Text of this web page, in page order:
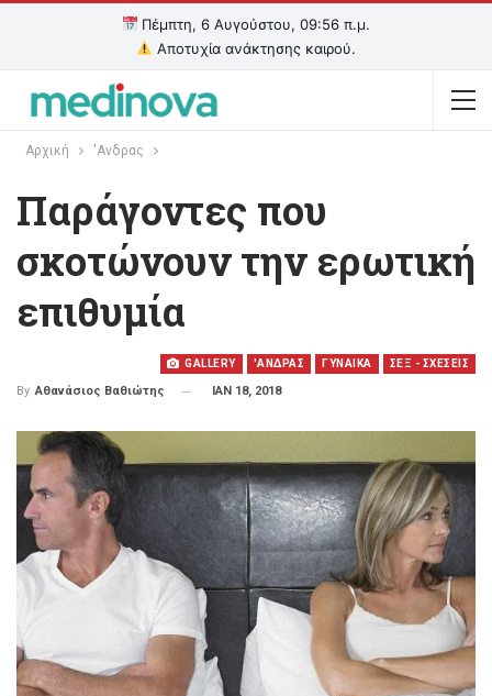
Πέμπτη, 6 Αυγούστου, 09:56 π.μ.
Αποτυχία ανάκτησης καιρού.
Αρχική 'Ανδρας
Παράγοντες που
σκοτώνουν την ερωτική
επιθυμία
GALLERY 'ΑΝΔΡΑΣ ΓΥΝΑΙΚΑ ΣΕΞ - ΣΧΕΣΕΙΣ
By Αθανάσιος Βαθιώτης ΙΑΝ 18, 2018